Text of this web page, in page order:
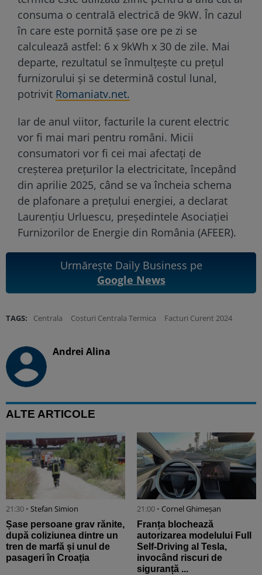
consuma o centrală electrică de 9kW. În cazul
în care este pornită șase ore pe zi se
calculează astfel: 6 x 9kWh x 30 de zile. Mai
departe, rezultatul se înmulțește cu prețul
furnizorului și se determină costul lunal,
potrivit Romaniatv.net.
Iar de anul viitor, facturile la curent electric
vor fi mai mari pentru români. Micii
consumatori vor fi cei mai afectaţi de
creşterea prețurilor la electricitate, începând
din aprilie 2025, când se va încheia schema
de plafonare a preţului energiei, a declarat
Laurenţiu Urluescu, preşedintele Asociaţiei
Furnizorilor de Energie din România (AFEER).
Urmărește Daily Business pe
Google News
TAGS: Centrala Costuri Centrala Termica Facturi Curent 2024
Andrei Alina
ALTE ARTICOLE
21:30 • Stefan Simion
Șase persoane grav rănite,
după coliziunea dintre un
tren de marfă și unul de
pasageri în Croația
21:00 • Cornel Ghimeșan
Franța blochează
autorizarea modelului Full
Self-Driving al Tesla,
invocând riscuri de
siguranță ...